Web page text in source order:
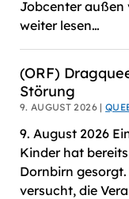
Jobcenter außen
weiter lesen…
(ORF)
Störung
9. AUGUST 2026 |
9. August 2026
Kinder hat
Dornbirn
versucht, die